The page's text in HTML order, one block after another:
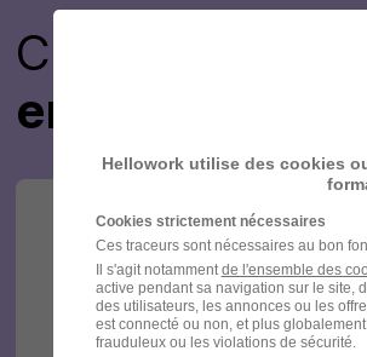
Créez votre
envoyez votre
Hellowork utilise des cookies
Cookies strictement nécessaires
Ces traceurs sont nécessaires au bon
Il s'agit notammentde l'ensemble des
active pendant sa navigation sur le site,
des utilisateurs, les annonces ou les
est connecté ou non, et plus
frauduleux ou les violations de sécurité.